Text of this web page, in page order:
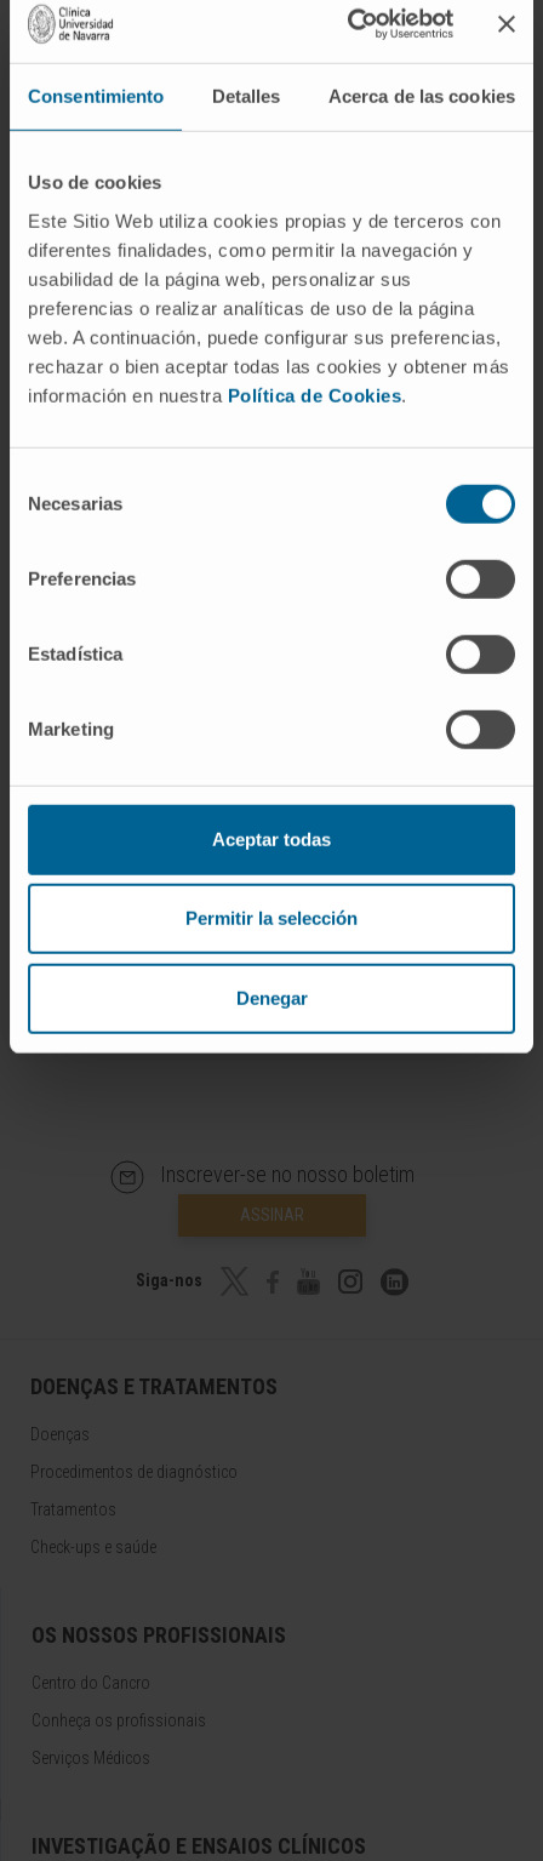
Consentimiento Detalles Acerca de las cookies
Uso de cookies
Este Sitio Web utiliza cookies propias y de terceros con
diferentes finalidades, como permitir la navegación y
usabilidad de la página web, personalizar sus
preferencias o realizar analíticas de uso de la página
web. A continuación, puede configurar sus preferencias,
rechazar o bien aceptar todas las cookies y obtener más
información en nuestra Política de Cookies.
Necesarias
Preferencias
Estadística
Marketing
Aceptar todas
Permitir la selección
Denegar
Atividade
Colaborador docente na Faculdade de
Medicina da Universidad de Navarra entre
junho de 2019 e maio de 2024.
Professor do Mestrado em Cuidados de
Enfermagem Médico-Cirúrgicos. Clínica
Universidad de Navarra.
Em pesquisa
21 publicações em revistas nacionais e
primeiro quartil.
Más información
RESEARCHID
Inscrever-se no nosso boletim
ASSINAR
Siga-nos
DOENÇAS E TRATAMENTOS
Doenças
Procedimentos de diagnóstico
Tratamentos
Check-ups e saúde
OS NOSSOS PROFISSIONAIS
Centro do Cancro
Conheça os profissionais
Serviços Médicos
INVESTIGAÇÃO E ENSAIOS CLÍNICOS